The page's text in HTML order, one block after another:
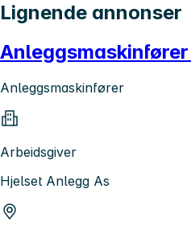
Lignende annonser
Anleggsmaskinfører
Arbeidsgiver
Hjelset Anlegg As